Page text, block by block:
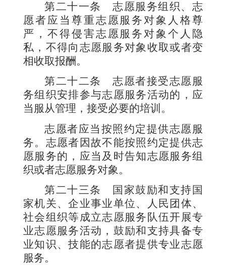
第二十一条
志愿服务组织、志
愿者应当尊重志愿服务对象人格尊
严，不得侵害志愿服务对象个人隐
私，不得向志愿服务对象收取或者变
相收取报酬。
第二十二条
志愿者接受志愿服
务组织安排参与志愿服务活动的，应
当服从管理，接受必要的培训。
志愿者应当按照约定提供志愿服
务。志愿者因故不能按照约定提供志
愿服务的，应当及时告知志愿服务组
织或者志愿服务对象。
第二十三条
国家鼓励和支持国
家机关、企业事业单位、人民团体、
社会组织等成立志愿服务队伍开展专
业志愿服务活动，鼓励和支持具备专
业知识、技能的志愿者提供专业志愿
服务。